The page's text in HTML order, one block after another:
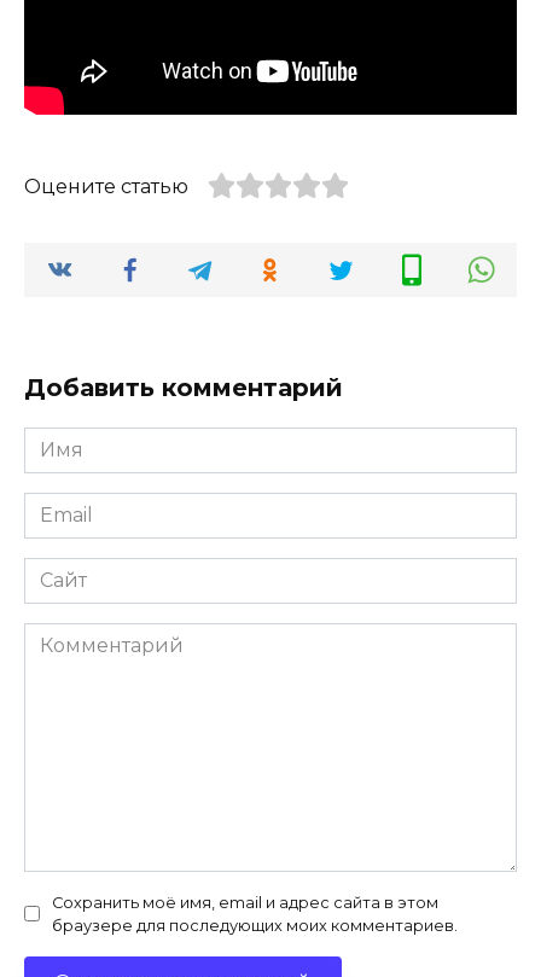
Оцените статью
Добавить комментарий
Имя
*
Email
*
Сайт
Комментарий
Сохранить моё имя, email и адрес сайта в этом
браузере для последующих моих комментариев.